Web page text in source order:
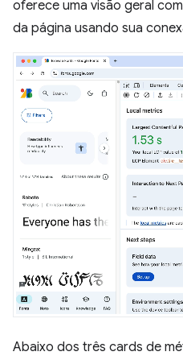
oferece uma visão geral
da página usando sua
Abaixo dos três cards de